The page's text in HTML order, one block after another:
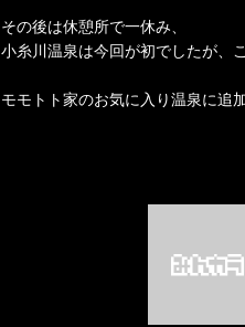
その後は休憩所で一休み、
小糸川温泉は今回が初でしたが、
モモトト家のお気に入り温泉に